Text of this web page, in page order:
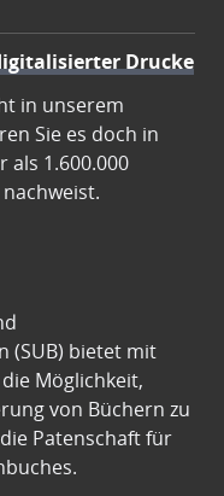
Drucke
in unserem
Sie es doch in
als 1.600.000
(SUB) bietet mit
Möglichkeit,
von Büchern zu
Patenschaft für